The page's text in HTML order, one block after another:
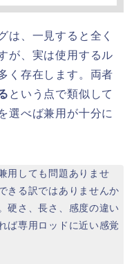
は、一見すると全く
が、実は使用するル
く存在します。両者
という点で類似して
選べば兼用が十分に
用しても問題ありませ
きる訳ではありませんか
硬さ、長さ、感度の違い
ば専用ロッドに近い感覚